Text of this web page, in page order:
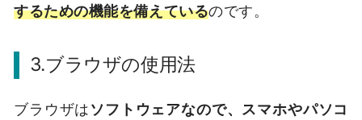
するための機能を備えているのです。
3.ブラウザの使用法
ブラウザはソフトウェアなので、スマホやパソコ